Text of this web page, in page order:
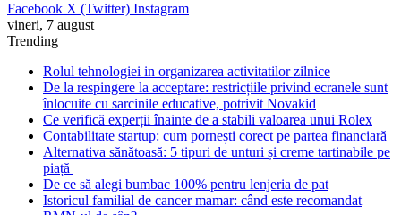
Facebook X (Twitter) Instagram
vineri, 7 august
Trending
Rolul tehnologiei in organizarea activitatilor zilnice
De la respingere la acceptare: restricțiile privind ecranele sunt
înlocuite cu sarcinile educative, potrivit Novakid
Ce verifică experții înainte de a stabili valoarea unui Rolex
Contabilitate startup: cum pornești corect pe partea financiară
Alternativa sănătoasă: 5 tipuri de unturi și creme tartinabile pe
piață
De ce să alegi bumbac 100% pentru lenjeria de pat
Istoricul familial de cancer mamar: când este recomandat